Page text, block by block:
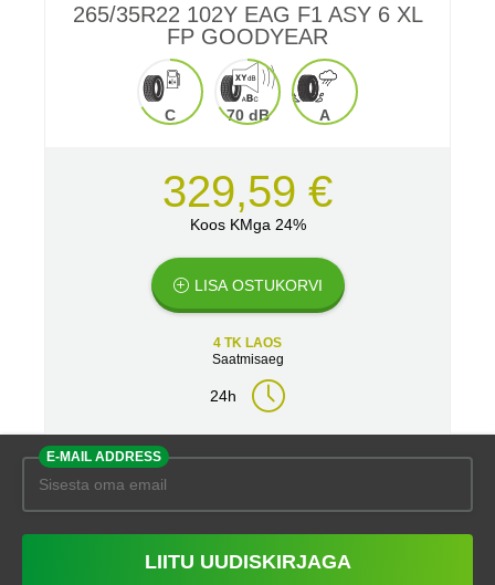
265/35R22 102Y EAG F1 ASY 6 XL
FP GOODYEAR
C 70 dB A
329,59 €
Koos KMga 24%
LISA OSTUKORVI
4 TK LAOS
Saatmisaeg
24h
E-MAIL ADDRESS
LIITU UUDISKIRJAGA